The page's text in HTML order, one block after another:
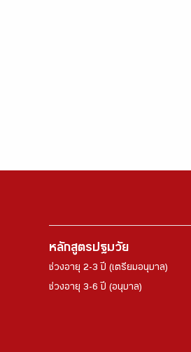
หลักสูตรปฐมวัย
ช่วงอายุ 2-3 ปี (เตรียมอนุบาล)
ช่วงอายุ 3-6 ปี (อนุบาล)